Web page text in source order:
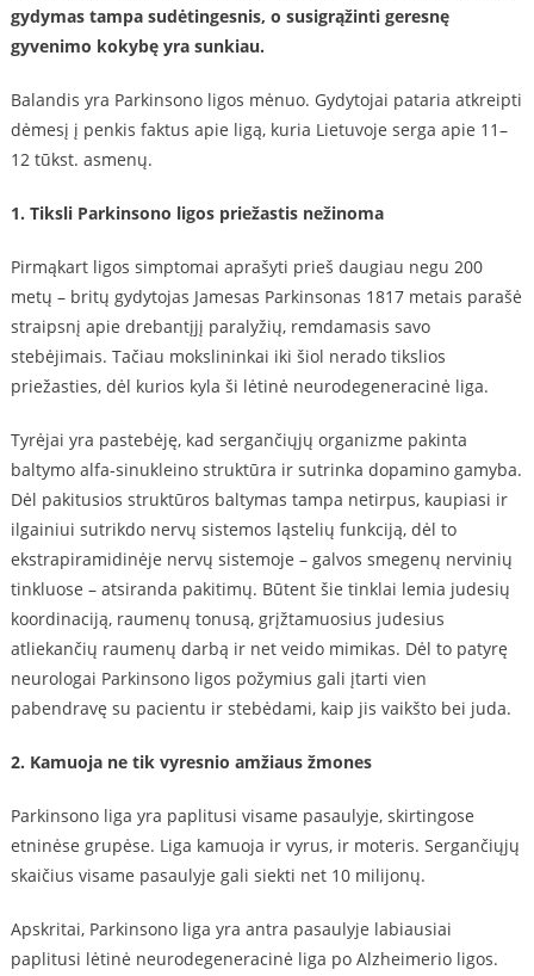
gydymas tampa sudėtingesnis, o susigrąžinti geresnę
gyvenimo kokybę yra sunkiau.
Balandis yra Parkinsono ligos mėnuo. Gydytojai pataria atkreipti
dėmesį į penkis faktus apie ligą, kuria Lietuvoje serga apie 11–
12 tūkst. asmenų.
1. Tiksli Parkinsono ligos priežastis nežinoma
Pirmąkart ligos simptomai aprašyti prieš daugiau negu 200
metų – britų gydytojas Jamesas Parkinsonas 1817 metais parašė
straipsnį apie drebantįjį paralyžių, remdamasis savo
stebėjimais. Tačiau mokslininkai iki šiol nerado tikslios
priežasties, dėl kurios kyla ši lėtinė neurodegeneracinė liga.
Tyrėjai yra pastebėję, kad sergančiųjų organizme pakinta
baltymo alfa-sinukleino struktūra ir sutrinka dopamino gamyba.
Dėl pakitusios struktūros baltymas tampa netirpus, kaupiasi ir
ilgainiui sutrikdo nervų sistemos ląstelių funkciją, dėl to
ekstrapiramidinėje nervų sistemoje – galvos smegenų nervinių
tinkluose – atsiranda pakitimų. Būtent šie tinklai lemia judesių
koordinaciją, raumenų tonusą, grįžtamuosius judesius
atliekančių raumenų darbą ir net veido mimikas. Dėl to patyrę
neurologai Parkinsono ligos požymius gali įtarti vien
pabendravę su pacientu ir stebėdami, kaip jis vaikšto bei juda.
2. Kamuoja ne tik vyresnio amžiaus žmones
Parkinsono liga yra paplitusi visame pasaulyje, skirtingose
etninėse grupėse. Liga kamuoja ir vyrus, ir moteris. Sergančiųjų
skaičius visame pasaulyje gali siekti net 10 milijonų.
Apskritai, Parkinsono liga yra antra pasaulyje labiausiai
paplitusi lėtinė neurodegeneracinė liga po Alzheimerio ligos.